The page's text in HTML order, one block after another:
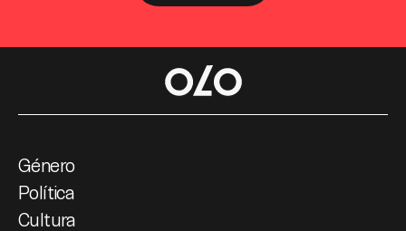
Género
Política
Cultura